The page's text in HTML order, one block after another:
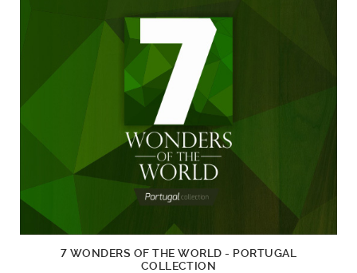
7 WONDERS OF THE WORLD - PORTUGAL
COLLECTION